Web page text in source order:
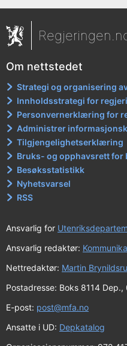
Om nettstedet
Strategi og organisering
Innholdsstrategi for
Personvernerklæring for
Administrer
Tilgjengelighetserklæring
Bruks- og opphavsrett for
Besøksstatistikk
Nyhetsvarsel
RSS
Ansvarlig for
Ansvarlig redaktør:
Nettredaktør: Martin
Postadresse: Boks 8114 Dep.,
E-post: post@mfa.no
Ansatte i UD: Depkatalog